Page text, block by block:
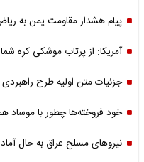
پیام هشدار مقاومت یمن به
آمریکا: از پرتاب موشکی کره
جزئیات متن اولیه طرح
خود فروخته‌ها چطور با موساد
نیروهای مسلح عراق به حال